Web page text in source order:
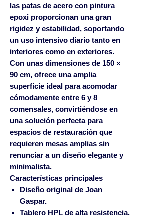
las patas de acero con pintura
epoxi proporcionan una gran
rigidez y estabilidad, soportando
un uso intensivo diario tanto en
interiores como en exteriores.
Con unas dimensiones de 150 ×
90 cm, ofrece una amplia
superficie ideal para acomodar
cómodamente entre 6 y 8
comensales, convirtiéndose en
una solución perfecta para
espacios de restauración que
requieren mesas amplias sin
renunciar a un diseño elegante y
minimalista.
Características principales
Diseño original de Joan
Gaspar.
Tablero HPL de alta resistencia.